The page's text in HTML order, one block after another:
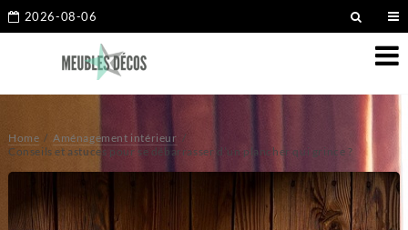
2026-08-06
Home
Aménagement intérieur
Conseils et astuces pour se débarrasser d’un plancher qui grince ?